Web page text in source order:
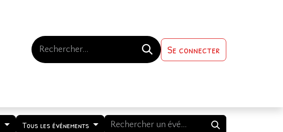
Se connecter
Tous les événements